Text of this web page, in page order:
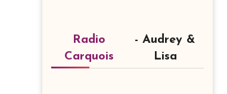
Radio
Carquois
- Audrey &
Lisa